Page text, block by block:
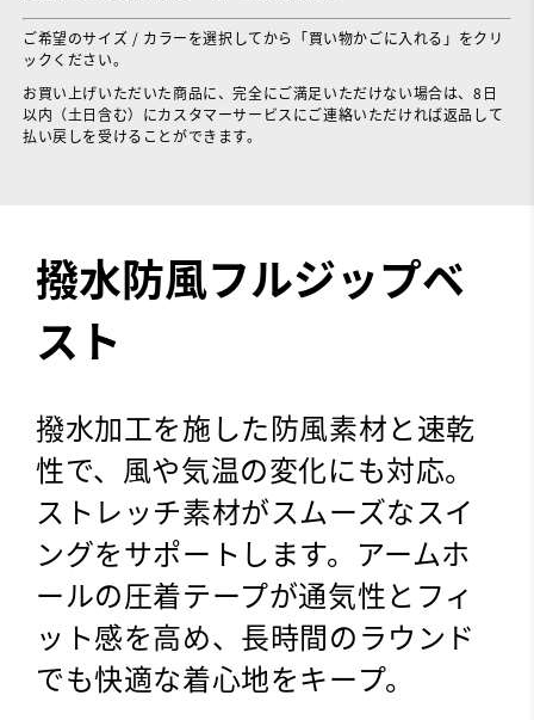
ご希望のサイズ / カラーを選択してから「買い物かごに入れる」をクリ
ックください。
お買い上げいただいた商品に、完全にご満足いただけない場合は、8日
以内（土日含む）にカスタマーサービスにご連絡いただければ返品して
払い戻しを受けることができます。
撥水防風フルジップベ
スト
撥水加工を施した防風素材と速乾
性で、風や気温の変化にも対応。
ストレッチ素材がスムーズなスイ
ングをサポートします。アームホ
ールの圧着テープが通気性とフィ
ット感を高め、長時間のラウンド
でも快適な着心地をキープ。